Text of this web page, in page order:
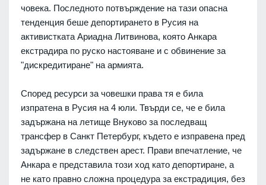
човека. Последното потвърждение на тази опасна
тенденция беше депортирането в Русия на
активистката Ариадна Литвинова, която Анкара
екстрадира по руско настояване и с обвинение за
"дискредитиране" на армията.
Според ресурси за човешки права тя е била
изпратена в Русия на 4 юли. Твърди се, че е била
задържана на летище Внуково за последващ
трансфер в Санкт Петербург, където е изправена пред
задържане в следствен арест. Прави впечатление, че
Анкара е представила този ход като депортиране, а
не като правно сложна процедура за екстрадиция, без